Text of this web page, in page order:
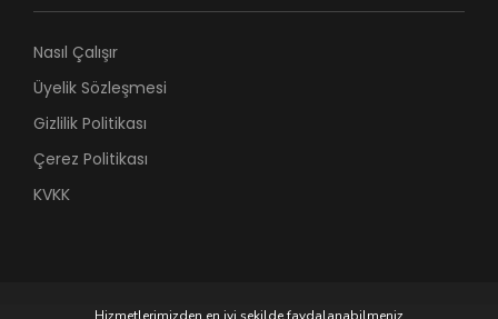
Nasıl Çalışır
Üyelik Sözleşmesi
Gizlilik Politikası
Çerez Politikası
KVKK